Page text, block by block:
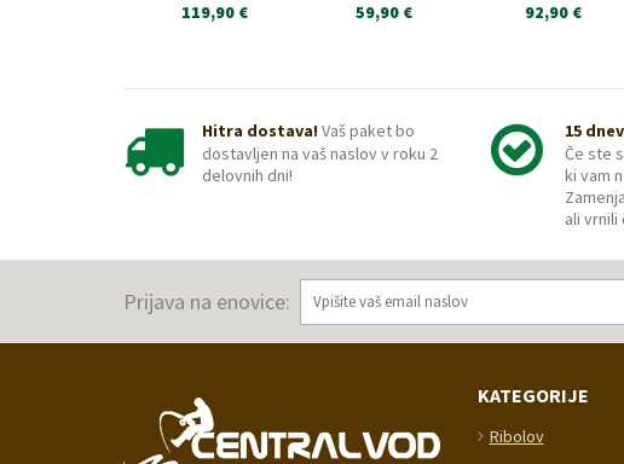
119,90 € 59,90 € 92,90 €
Hitra dostava!Vaš paket bo
dostavljen na vaš naslov v roku 2
delovnih dni!
15
Če ste
ki vam
ali vrnili
Prijava na enovice:
KATEGORIJE
Ribolov